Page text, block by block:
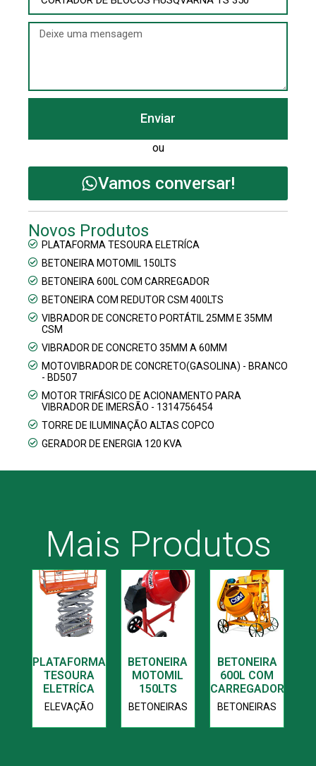
Enviar
ou
Vamos conversar!
Novos Produtos
PLATAFORMA TESOURA ELETRÍCA
BETONEIRA MOTOMIL 150LTS
BETONEIRA 600L COM CARREGADOR
BETONEIRA COM REDUTOR CSM 400LTS
VIBRADOR DE CONCRETO PORTÁTIL 25MM E 35MM
CSM
VIBRADOR DE CONCRETO 35MM A 60MM
MOTOVIBRADOR DE CONCRETO(GASOLINA) - BRANCO
- BD507
MOTOR TRIFÁSICO DE ACIONAMENTO PARA
VIBRADOR DE IMERSÃO - 1314756454
TORRE DE ILUMINAÇÃO ALTAS COPCO
GERADOR DE ENERGIA 120 KVA
Mais Produtos
PLATAFORMA
TESOURA
ELETRÍCA
ELEVAÇÃO
BETONEIRA
MOTOMIL
150LTS
BETONEIRAS
BETONEIRA
600L COM
CARREGADOR
BETONEIRAS